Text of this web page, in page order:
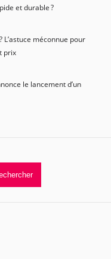
et durable ?
L’astuce méconnue pour
prix
le lancement d’un